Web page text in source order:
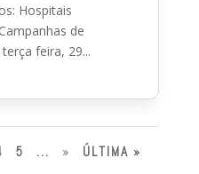
Hospitais
de
feira, 29...
5 ... » ÚLTIMA »